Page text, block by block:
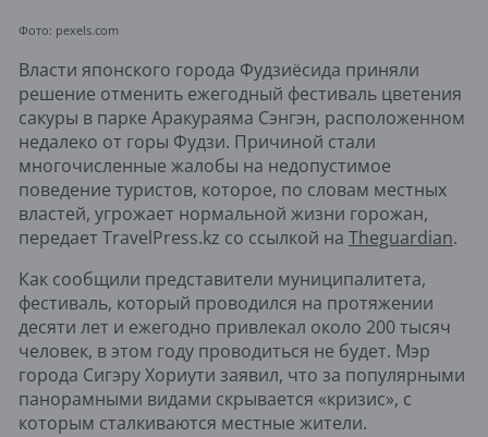
Фото: pexels.com
Власти японского города Фудзиёсида приняли
решение отменить ежегодный фестиваль цветения
сакуры в парке Аракураяма Сэнгэн, расположенном
недалеко от горы Фудзи. Причиной стали
многочисленные жалобы на недопустимое
поведение туристов, которое, по словам местных
властей, угрожает нормальной жизни горожан,
передает TravelPress.kz со ссылкой на Theguardian.
Как сообщили представители муниципалитета,
фестиваль, который проводился на протяжении
десяти лет и ежегодно привлекал около 200 тысяч
человек, в этом году проводиться не будет. Мэр
города Сигэру Хориути заявил, что за популярными
панорамными видами скрывается «кризис», с
которым сталкиваются местные жители.